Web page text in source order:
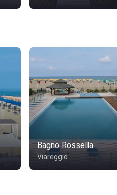
Bagno Rossella
Viareggio